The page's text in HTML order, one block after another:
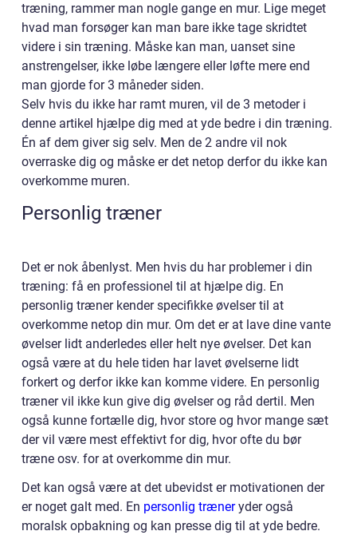
træning, rammer man nogle gange en mur. Lige meget
hvad man forsøger kan man bare ikke tage skridtet
videre i sin træning. Måske kan man, uanset sine
anstrengelser, ikke løbe længere eller løfte mere end
man gjorde for 3 måneder siden.
Selv hvis du ikke har ramt muren, vil de 3 metoder i
denne artikel hjælpe dig med at yde bedre i din træning.
Én af dem giver sig selv. Men de 2 andre vil nok
overraske dig og måske er det netop derfor du ikke kan
overkomme muren.
Personlig træner
Det er nok åbenlyst. Men hvis du har problemer i din
træning: få en professionel til at hjælpe dig. En
personlig træner kender specifikke øvelser til at
overkomme netop din mur. Om det er at lave dine vante
øvelser lidt anderledes eller helt nye øvelser. Det kan
også være at du hele tiden har lavet øvelserne lidt
forkert og derfor ikke kan komme videre. En personlig
træner vil ikke kun give dig øvelser og råd dertil. Men
også kunne fortælle dig, hvor store og hvor mange sæt
der vil være mest effektivt for dig, hvor ofte du bør
træne osv. for at overkomme din mur.
Det kan også være at det ubevidst er motivationen der
er noget galt med. En personlig træneryder også
moralsk opbakning og kan presse dig til at yde bedre.